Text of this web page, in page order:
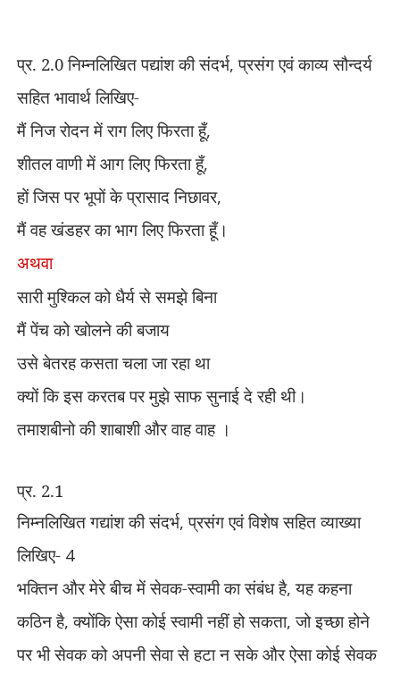
प्र. 2.0निम्नलिखित पद्यांश की संदर्भ,प्रसंग एवं काव्य सौन्दर्य
सहित भावार्थ लिखिए-
मैं निज रोदन में राग लिए फिरता हूँ,
शीतल वाणी में आग लिए फिरता हूँ,
हों जिस पर भूपों के प्रासाद निछावर,
मैं वह खंडहर का भाग लिए फिरता हूँ।
अथवा
सारी मुश्किल को धैर्य से समझे बिना
मैं पेंच को खोलने की बजाय
उसे बेतरह कसता चला जा रहा था
क्यों कि इस करतब पर मुझे साफ सुनाई दे रही थी।
तमाशबीनो की शाबाशी और वाह वाह ।
प्र. 2.1
निम्नलिखित गद्यांश की संदर्भ,प्रसंग एवं विशेष सहित व्याख्या
लिखिए- 4
भक्तिन और मेरे बीच में सेवक-स्वामी का संबंध है,यह कहना
कठिन है,क्योंकि ऐसा कोई स्वामी नहीं हो सकता,जो इच्छा होने
पर भी सेवक को अपनी सेवा से हटा न सके और ऐसा कोई सेवक